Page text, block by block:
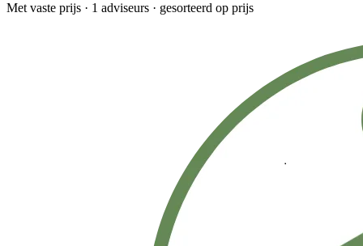
Met vaste prijs · 1 adviseurs · gesorteerd op prijs